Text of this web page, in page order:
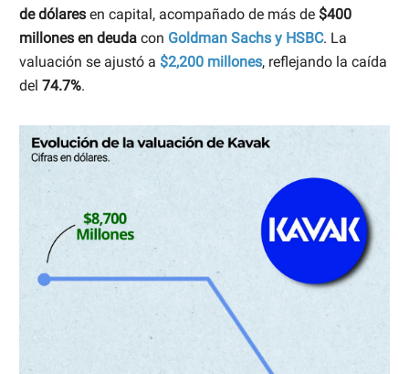
de dólares en capital, acompañado de más de $400
millones en deuda con Goldman Sachs y HSBC. La
valuación se ajustó a $2,200 millones, reflejando la caída
del 74.7%.